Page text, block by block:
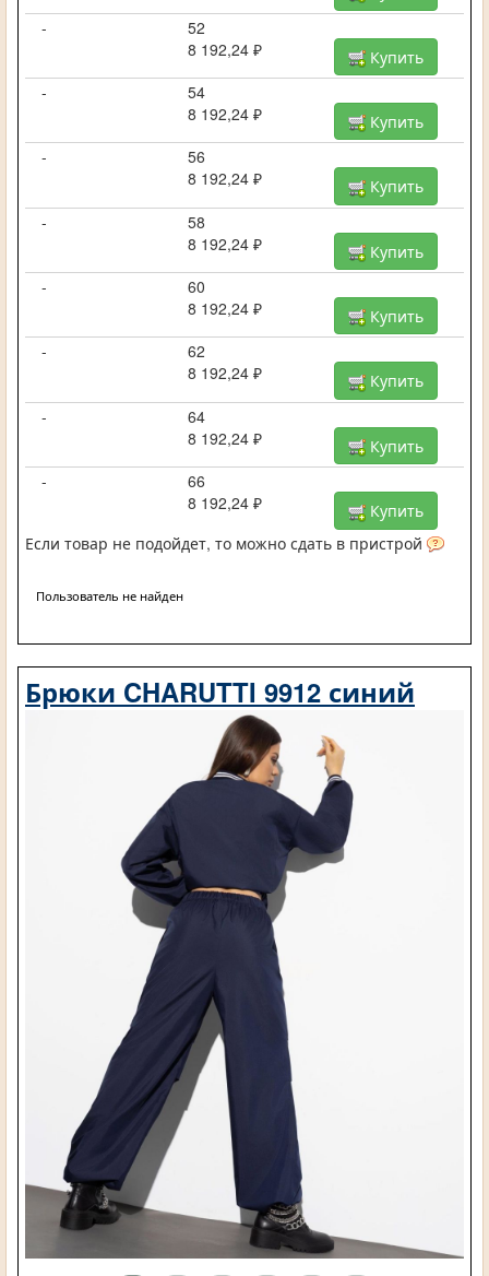
-
52
8 192,24 ₽
Купить
-
54
8 192,24 ₽
Купить
-
56
8 192,24 ₽
Купить
-
58
8 192,24 ₽
Купить
-
60
8 192,24 ₽
Купить
-
62
8 192,24 ₽
Купить
-
64
8 192,24 ₽
Купить
-
66
8 192,24 ₽
Купить
Если товар не подойдет, то можно сдать в пристрой
Пользователь не найден
Брюки CHARUTTI 9912 синий